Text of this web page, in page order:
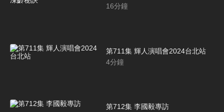
16分鐘
第711集 輝人演唱會2024台北站
4分鐘
第712集 李國毅專訪